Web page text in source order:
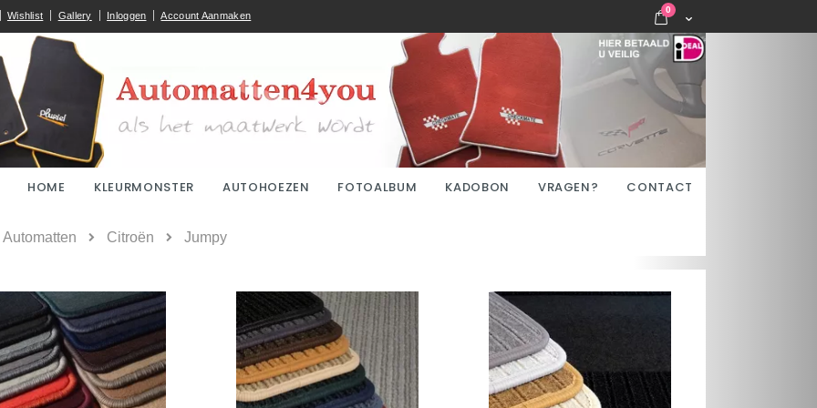
Wishlist Gallery Inloggen Account Aanmaken Cart
0 items
HOME KLEURMONSTER AUTOHOEZEN FOTOALBUM KADOBON VRAGEN? CONTACT
Automatten Citroën Jumpy